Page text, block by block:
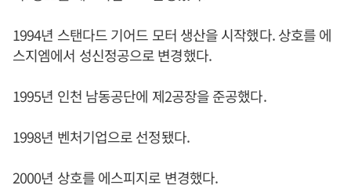
1994년 스탠다드 기어드 모터 생산을 시작했다. 상호를 에
스지엠에서 성신정공으로 변경했다.
1995년 인천 남동공단에 제2공장을 준공했다.
1998년 벤처기업으로 선정됐다.
2000년 상호를 에스피지로 변경했다.